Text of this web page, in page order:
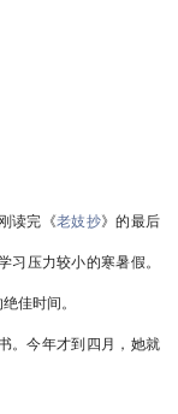
读完《老妓抄》的最后
习压力较小的寒暑假。
佳时间。
。今年才到四月，她就